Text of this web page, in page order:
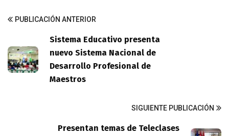
PUBLICACIÓN ANTERIOR
Sistema Educativo presenta
nuevo Sistema Nacional de
Desarrollo Profesional de
Maestros
SIGUIENTE PUBLICACIÓN
Presentan temas de Teleclases